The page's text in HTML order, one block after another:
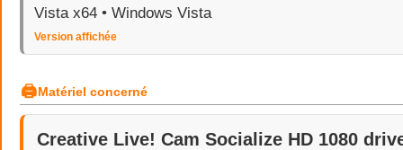
Vista x64 • Windows Vista
Version affichée
🖨Matériel concerné
Creative Live! Cam Socialize HD 1080